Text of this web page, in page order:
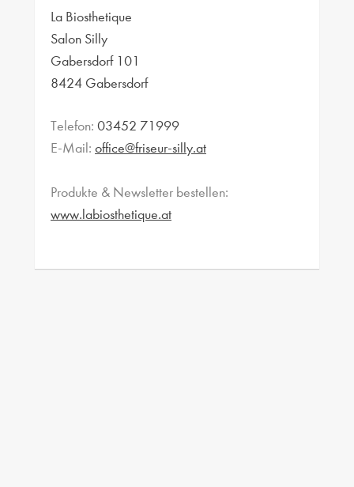
La Biosthetique
Salon Silly
Gabersdorf 101
8424 Gabersdorf
Telefon: 03452 71999
E-Mail: office@friseur-silly.at
Produkte & Newsletter bestellen:
www.labiosthetique.at